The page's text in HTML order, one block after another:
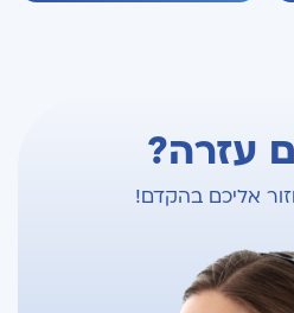
עזרה?
אליכם בהקדם!